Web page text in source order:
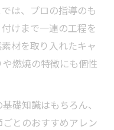
は、プロの指導のも
けまで一連の工程を
材を取り入れたキャ
燃焼の特徴にも個性
礎知識はもちろん、
とのおすすめアレン